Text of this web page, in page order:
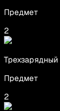
Предмет
2
Трехзарядный
Предмет
2